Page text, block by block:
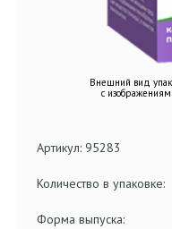
Внешний вид
с
Артикул: 95283
Количество в упаковке:
Форма выпуска: